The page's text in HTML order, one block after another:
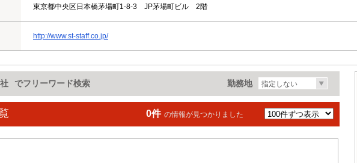
東京都中央区日本橋茅場町1-8-3 JP茅場町ビル 2階
http://www.st-staff.co.jp/
でフリーワード検索 勤務地 指定しない
0件 の情報が見つかりました